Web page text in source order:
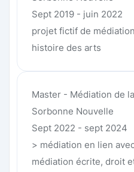
Sept 2019 - juin 2022
projet fictif de médiation
histoire des arts
Master - Médiation de
Sorbonne Nouvelle
Sept 2022 - sept 2024
> médiation en lien
médiation écrite, droit